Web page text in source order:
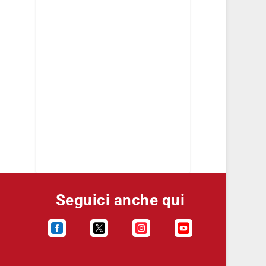
Seguici anche qui
   